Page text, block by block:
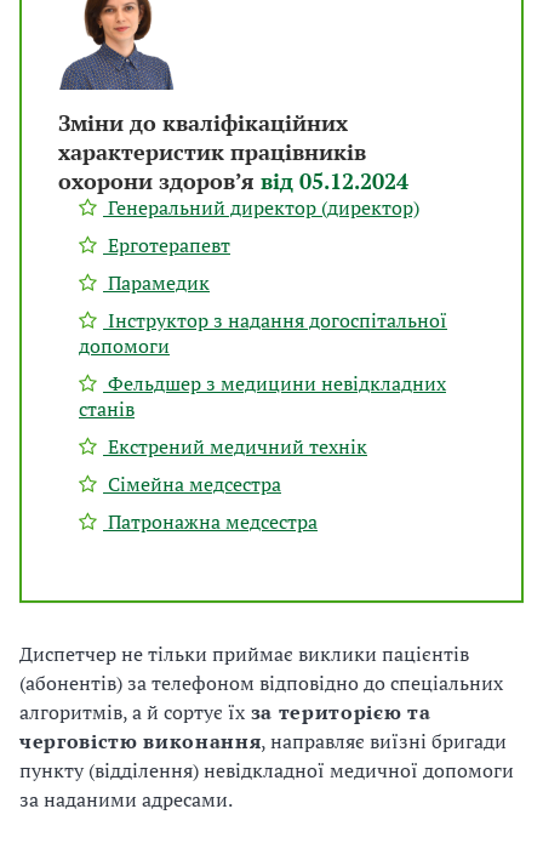
Зміни до кваліфікаційних
характеристик працівників
охорони здоров’я від 05.12.2024
Генеральний директор (директор)
Ерготерапевт
Парамедик
Інструктор з надання догоспітальної
допомоги
Фельдшер з медицини невідкладних
станів
Екстрений медичний технік
Сімейна медсестра
Патронажна медсестра
Диспетчер не тільки приймає виклики пацієнтів
(абонентів) за телефоном відповідно до спеціальних
алгоритмів, а й сортує їх за територією та
черговістю виконання, направляє виїзні бригади
пункту (відділення) невідкладної медичної допомоги
за наданими адресами.